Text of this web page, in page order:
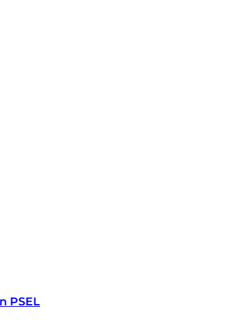
PSEL